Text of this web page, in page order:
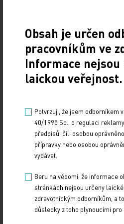
Zdroj: ČTK
Z REGIONŮ
Obsah je určen
pracovníkům ve
Informace nejsou
laickou veřejnost.
Potvrzuji, že jsem odborníkem
40/1995 Sb., o regulaci
předpisů, čili osobou
přípravky nebo osobou
vydávat.
Beru na vědomí, že informace
stránkách nejsou určeny
zdravotnickým odborníkům, a
důsledky z toho plynoucími